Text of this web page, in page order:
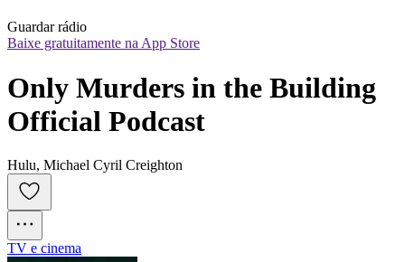
Guardar rádio
Baixe gratuitamente na App Store
Only Murders in the Building
Official Podcast
Hulu, Michael Cyril Creighton
TV e cinema